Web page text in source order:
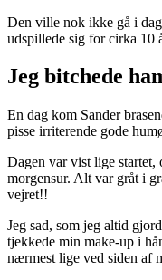
Den ville nok ikke gå i dag
udspillede sig for cirka 10
Jeg bitchede
En dag kom Sander
pisse irriterende gode
Dagen var vist lige
morgensur. Alt var gråt i
vejret!!
Jeg sad, som jeg altid
tjekkede min make-up i
nærmest lige ved siden af